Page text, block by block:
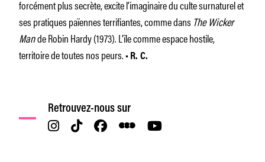
forcément plus secrète, excite l’imaginaire du culte surnaturel et
ses pratiques païennes terrifiantes, comme dans The Wicker
Mande Robin Hardy (1973). L’île comme espace hostile,
territoire de toutes nos peurs. • R. C.
Retrouvez-nous sur